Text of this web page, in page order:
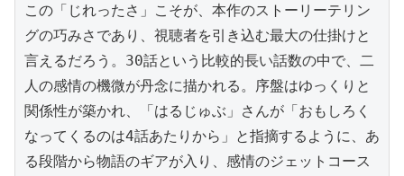
この「じれったさ」こそが、本作のストーリーテリン
グの巧みさであり、視聴者を引き込む最大の仕掛けと
言えるだろう。30話という比較的長い話数の中で、二
人の感情の機微が丹念に描かれる。序盤はゆっくりと
関係性が築かれ、「はるじゅぶ」さんが「おもしろく
なってくるのは4話あたりから」と指摘するように、あ
る段階から物語のギアが入り、感情のジェットコース